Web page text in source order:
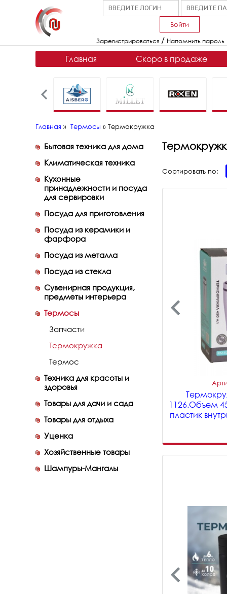
Войти
Зарегистрироваться / Напомнить пароль
Главная Скоро в продаже
Главная » Термосы » Термокружка
Бытовая техника для дома
Климатическая техника
Кухонные
принадлежности и посуда
для сервировки
Посуда для приготовления
Посуда из керамики и
фарфора
Посуда из металла
Посуда из стекла
Сувенирная продукция,
предметы интерьера
Термосы
Запчасти
Термокружка
Термос
Техника для красоты и
здоровья
Товары для дачи и сада
Товары для отдыха
Уценка
Хозяйственные товары
Шампуры-Мангалы
Сортировать по:
1126.Объем
пластик